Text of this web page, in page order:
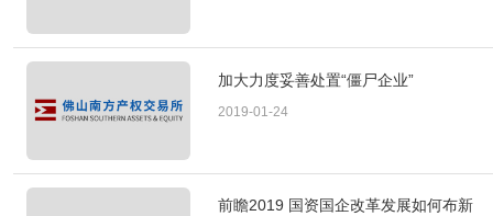
加大力度妥善处置“僵尸企业”
2019-01-24
前瞻2019 国资国企改革发展如何布新